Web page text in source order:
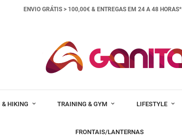
ENVIO GRÁTIS > 100,00€ & ENTREGAS EM 24 A 48 HORAS*
& HIKING TRAINING & GYM LIFESTYLE
FRONTAIS/LANTERNAS